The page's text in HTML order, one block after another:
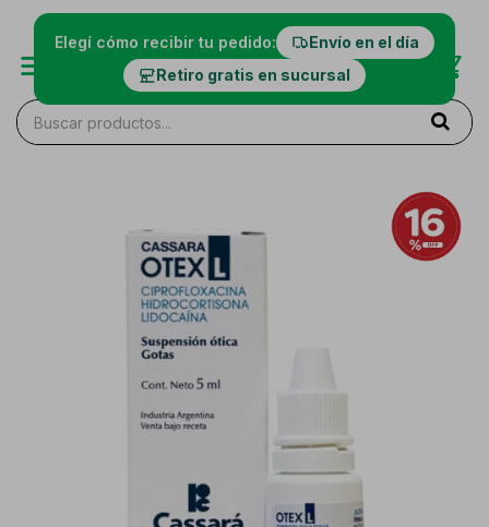
Elegí cómo recibir tu pedido:
Envío en el día
Retiro gratis en sucursal